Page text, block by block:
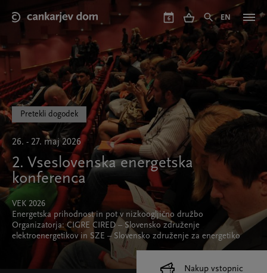
main
6 EN
Pretekli dogodek
26. - 27. maj 2026
2. Vseslovenska energetska
konferenca
VEK 2026
Energetska prihodnost in pot v nizkoogljično družbo
Organizatorja: CIGRE CIRED – Slovensko združenje
elektroenergetikov in SZE – Slovensko združenje za energetiko
Nakup vstopnic